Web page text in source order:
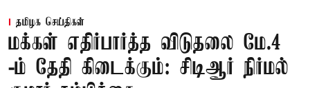
தமிழக செய்திகள்
மக்கள் எதிர்பார்த்த விடுதலை மே.4
-ம் தேதி கிடைக்கும்: சிடிஆர் நிர்மல்